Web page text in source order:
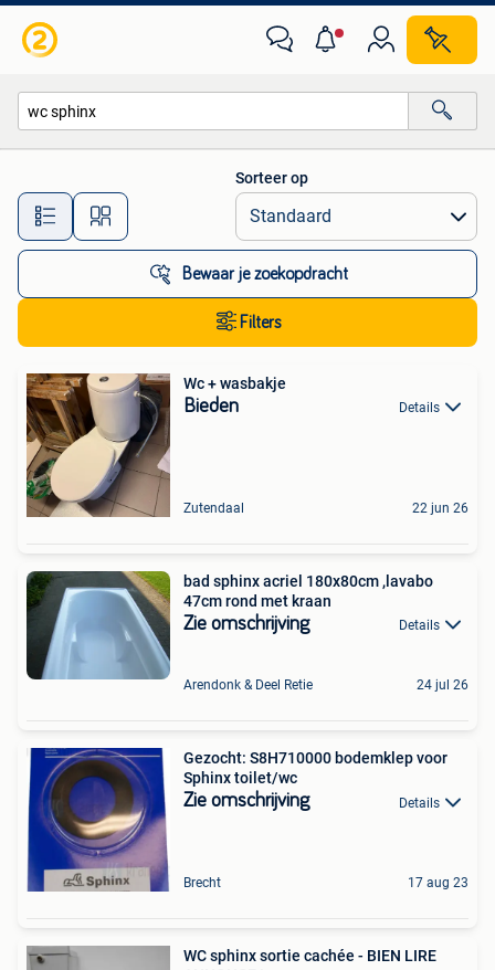
Alle afstanden…
Sorteer op
Bewaar je zoekopdracht
Filters
Wc + wasbakje
Bieden Details
Zutendaal 22 jun 26
bad sphinx acriel 180x80cm ,lavabo
47cm rond met kraan
Zie omschrijving Details
Arendonk & Deel Retie 24 jul 26
Gezocht: S8H710000 bodemklep voor
Sphinx toilet/wc
Zie omschrijving Details
Brecht 17 aug 23
WC sphinx sortie cachée - BIEN LIRE